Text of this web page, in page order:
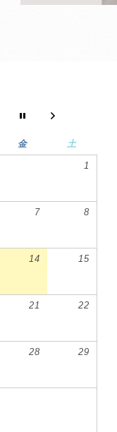
金 土
1
7 8
14 15
21 22
28 29